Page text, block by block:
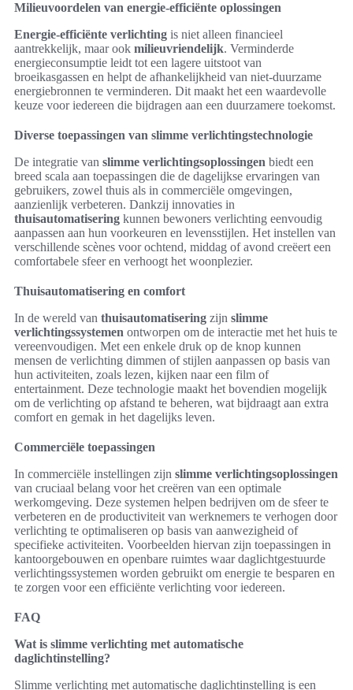
Milieuvoordelen van energie-efficiënte oplossingen
Energie-efficiënte verlichting is niet alleen financieel
aantrekkelijk, maar ook milieuvriendelijk. Verminderde
energieconsumptie leidt tot een lagere uitstoot van
broeikasgassen en helpt de afhankelijkheid van niet-duurzame
energiebronnen te verminderen. Dit maakt het een waardevolle
keuze voor iedereen die bijdragen aan een duurzamere toekomst.
Diverse toepassingen van slimme verlichtingstechnologie
De integratie van slimme verlichtingsoplossingen biedt een
breed scala aan toepassingen die de dagelijkse ervaringen van
gebruikers, zowel thuis als in commerciële omgevingen,
aanzienlijk verbeteren. Dankzij innovaties in
thuisautomatisering kunnen bewoners verlichting eenvoudig
aanpassen aan hun voorkeuren en levensstijlen. Het instellen van
verschillende scènes voor ochtend, middag of avond creëert een
comfortabele sfeer en verhoogt het woonplezier.
Thuisautomatisering en comfort
In de wereld van thuisautomatisering zijn slimme
verlichtingssystemen ontworpen om de interactie met het huis te
vereenvoudigen. Met een enkele druk op de knop kunnen
mensen de verlichting dimmen of stijlen aanpassen op basis van
hun activiteiten, zoals lezen, kijken naar een film of
entertainment. Deze technologie maakt het bovendien mogelijk
om de verlichting op afstand te beheren, wat bijdraagt aan extra
comfort en gemak in het dagelijks leven.
Commerciële toepassingen
In commerciële instellingen zijn slimme verlichtingsoplossingen
van cruciaal belang voor het creëren van een optimale
werkomgeving. Deze systemen helpen bedrijven om de sfeer te
verbeteren en de productiviteit van werknemers te verhogen door
verlichting te optimaliseren op basis van aanwezigheid of
specifieke activiteiten. Voorbeelden hiervan zijn toepassingen in
kantoorgebouwen en openbare ruimtes waar daglichtgestuurde
verlichtingssystemen worden gebruikt om energie te besparen en
te zorgen voor een efficiënte verlichting voor iedereen.
FAQ
Wat is slimme verlichting met automatische
daglichtinstelling?
Slimme verlichting met automatische daglichtinstelling is een